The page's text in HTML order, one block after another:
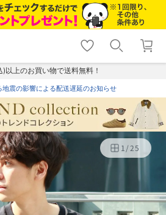
shopping_cart lock_outline
ログイン
以上のお買い物で送料無料！
震の影響による配送遅延のお知らせ
1/25